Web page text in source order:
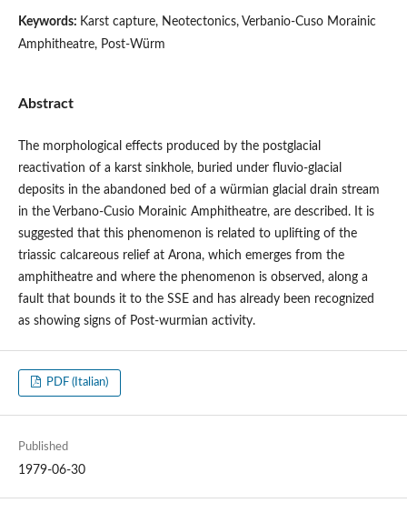
Keywords: Karst capture, Neotectonics, Verbanio-Cuso Morainic
Amphitheatre, Post-Würm
Abstract
The morphological effects produced by the postglacial
reactivation of a karst sinkhole, buried under fluvio-glacial
deposits in the abandoned bed of a würmian glacial drain stream
in the Verbano-Cusio Morainic Amphitheatre, are described. It is
suggested that this phenomenon is related to uplifting of the
triassic calcareous relief at Arona, which emerges from the
amphitheatre and where the phenomenon is observed, along a
fault that bounds it to the SSE and has already been recognized
as showing signs of Post-wurmian activity.
PDF (Italian)
Published
1979-06-30